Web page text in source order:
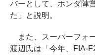
バーとして、ホンダ陣
た」と説明。
また、スーパーフォ
渡辺氏は「今年、FIA-